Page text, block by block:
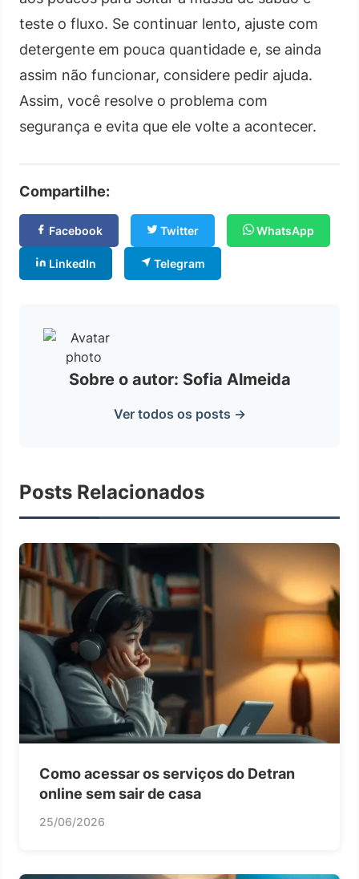
teste o fluxo. Se continuar lento, ajuste com
detergente em pouca quantidade e, se ainda
assim não funcionar, considere pedir ajuda.
Assim, você resolve o problema com
segurança e evita que ele volte a acontecer.
Compartilhe:
Facebook Twitter WhatsApp
LinkedIn Telegram
Sobre o autor: Sofia Almeida
Ver todos os posts →
Posts Relacionados
Como acessar os serviços do Detran
online sem sair de casa
25/06/2026